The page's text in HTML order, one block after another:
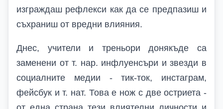
изграждаш рефлекси как да се предпазиш и
съхраниш от вредни влияния.
Днес, учители и треньори донякъде са
заменени от т. нар. инфлуенсъри и звезди в
социалните медии - тик-ток, инстаграм,
фейсбук и т. нат. Това е нож с две остриета -